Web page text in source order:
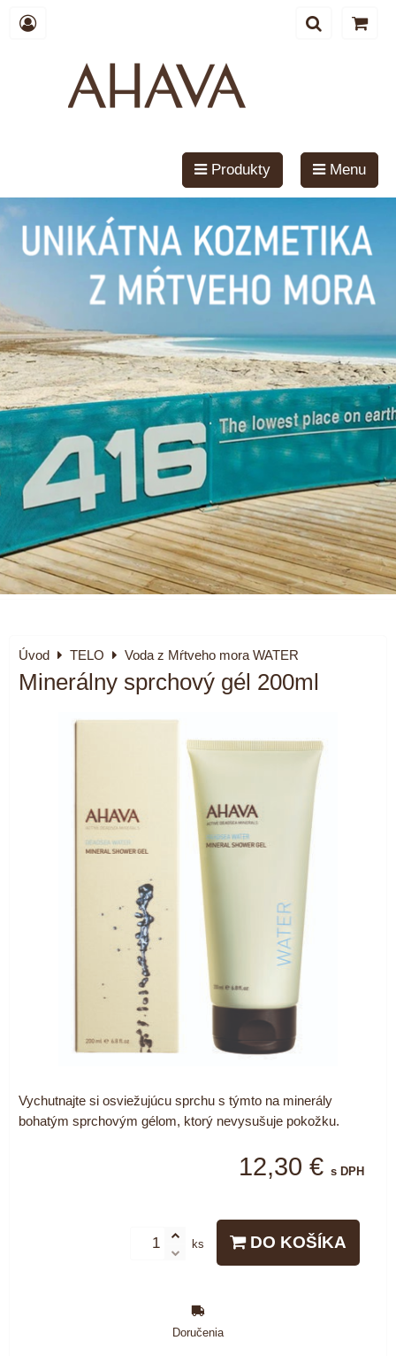
Produkty Menu
Úvod TELO Voda z Mŕtveho mora WATER
Minerálny sprchový gél 200ml
Vychutnajte si osviežujúcu sprchu s týmto na minerály
bohatým sprchovým gélom, ktorý nevysušuje pokožku.
12,30 € s DPH
ks DO KOŠÍKA
Doručenia